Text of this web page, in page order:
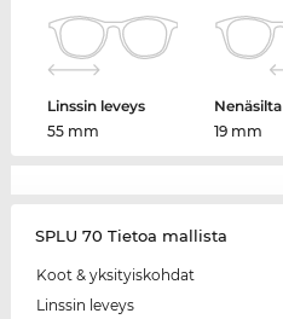
Linssin leveys
55 mm
Nenäsilta
19 mm
SPLU 70 Tietoa mallista
Koot & yksityiskohdat
Linssin leveys